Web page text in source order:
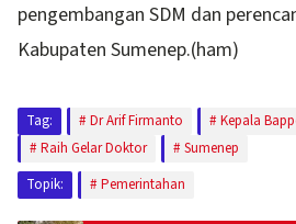
pengembangan SDM dan
Kabupaten Sumenep.(ham)
Tag: Dr Arif Firmanto
Kepala
Raih Gelar Doktor
Sumenep
Topik:
Pemerintahan